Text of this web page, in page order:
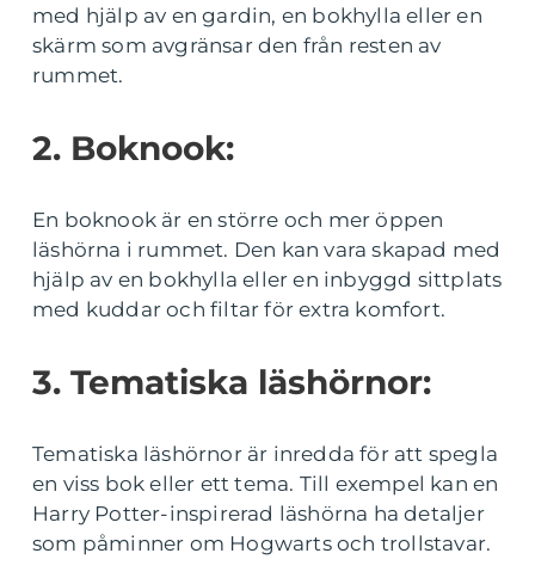
med hjälp av en gardin, en bokhylla eller en
skärm som avgränsar den från resten av
rummet.
2. Boknook:
En boknook är en större och mer öppen
läshörna i rummet. Den kan vara skapad med
hjälp av en bokhylla eller en inbyggd sittplats
med kuddar och filtar för extra komfort.
3. Tematiska läshörnor:
Tematiska läshörnor är inredda för att spegla
en viss bok eller ett tema. Till exempel kan en
Harry Potter-inspirerad läshörna ha detaljer
som påminner om Hogwarts och trollstavar.